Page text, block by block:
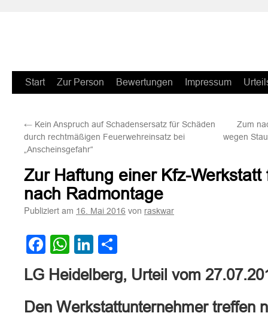
Zum
springen
Start Zur Person Bewertungen Impressum
← Kein Anspruch auf Schadensersatz für Schäden
durch rechtmäßigen Feuerwehreinsatz bei
„Anscheinsgefahr“
Zum
wegen
Zur Haftung einer Kfz-Werkstatt
nach Radmontage
Publiziert am 16. Mai 2016 von raskwar
Facebook
WhatsApp
LinkedIn
LG Heidelberg, Urteil vom
Den Werkstattunternehmer treffen